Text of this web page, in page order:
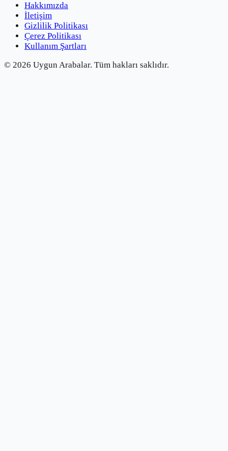
Hakkımızda
İletişim
Gizlilik Politikası
Çerez Politikası
Kullanım Şartları
© 2026 Uygun Arabalar. Tüm hakları saklıdır.